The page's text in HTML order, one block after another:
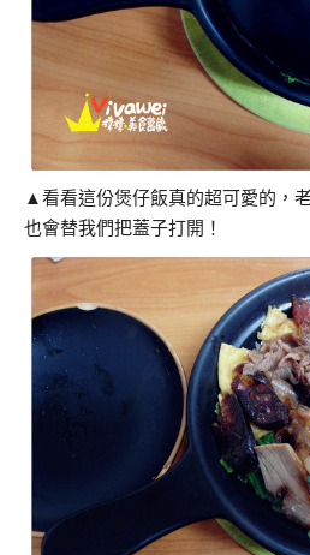
▲看看這份煲仔飯真的超可愛的，
也會替我們把蓋子打開！